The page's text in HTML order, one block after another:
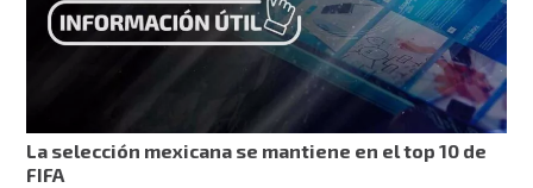
La selección mexicana se mantiene en el top 10 de
FIFA